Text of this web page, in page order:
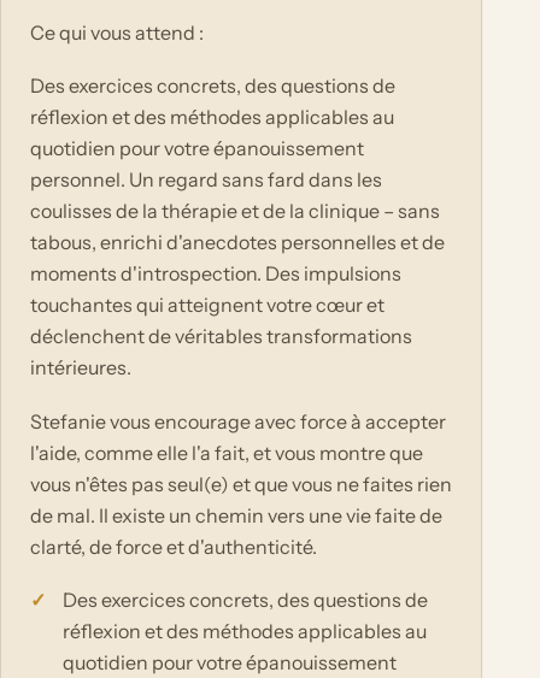
Ce qui vous attend :
Des exercices concrets, des questions de
réflexion et des méthodes applicables au
quotidien pour votre épanouissement
personnel. Un regard sans fard dans les
coulisses de la thérapie et de la clinique – sans
tabous, enrichi d'anecdotes personnelles et de
moments d'introspection. Des impulsions
touchantes qui atteignent votre cœur et
déclenchent de véritables transformations
intérieures.
Stefanie vous encourage avec force à accepter
l'aide, comme elle l'a fait, et vous montre que
vous n'êtes pas seul(e) et que vous ne faites rien
de mal. Il existe un chemin vers une vie faite de
clarté, de force et d'authenticité.
Des exercices concrets, des questions de
réflexion et des méthodes applicables au
quotidien pour votre épanouissement